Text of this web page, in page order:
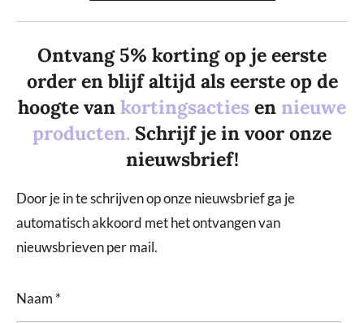
Ontvang 5% korting op je eerste
order en blijf altijd als eerste op de
hoogte van kortingsacties en nieuwe
producten. Schrijf je in voor onze
nieuwsbrief!
Door je in te schrijven op onze nieuwsbrief ga je
automatisch akkoord met het ontvangen van
nieuwsbrieven per mail.
Naam *